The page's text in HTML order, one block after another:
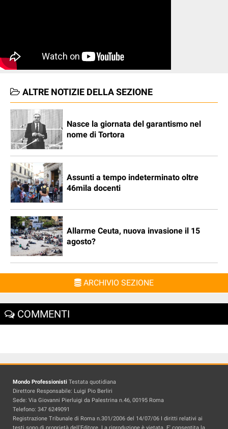
ALTRE NOTIZIE DELLA SEZIONE
Nasce la giornata del garantismo nel
nome di Tortora
Assunti a tempo indeterminato oltre
46mila docenti
Allarme Ceuta, nuova invasione il 15
agosto?
ARCHIVIO SEZIONE
COMMENTI
Mondo Professionisti Testata quotidiana
Direttore Responsabile: Luigi Pio Berliri
Sede: Via Giovanni Pierluigi da Palestrina n.46, 00195 Roma
Telefono: 347 6249091
Registrazione Tribunale di Roma n.301/2006 del 14/07/06 I diritti relativi ai
testi sono di proprietà dell'Editore. La riproduzione è vietata. E' consentita la